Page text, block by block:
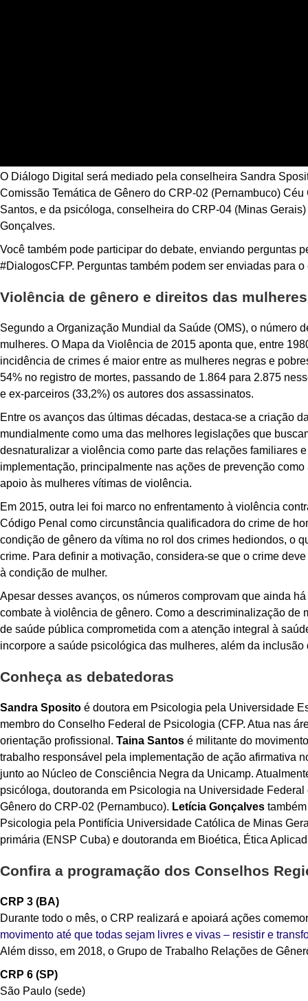
O Diálogo Digital será mediado pela conselheira Sandra
Comissão Temática de Gênero do CRP-02 (Pernambuco)
Santos, e da psicóloga, conselheira do CRP-04 (Minas
Gonçalves.
Você também pode participar do debate, enviando perguntas
#DialogosCFP. Perguntas também podem ser enviadas para
Violência de gênero e direitos das mulheres
Segundo a Organização Mundial da Saúde (OMS), o número
mulheres. O Mapa da Violência de 2015 aponta que, entre
incidência de crimes é maior entre as mulheres negras e
54% no registro de mortes, passando de 1.864 para 2.875
e ex-parceiros (33,2%) os autores dos assassinatos.
Entre os avanços das últimas décadas, destaca-se a criação
mundialmente como uma das melhores legislações que
desnaturalizar a violência como parte das relações familiares
implementação, principalmente nas ações de prevenção
apoio às mulheres vítimas de violência.
Em 2015, outra lei foi marco no enfrentamento à violência
Código Penal como circunstância qualificadora do crime de
condição de gênero da vítima no rol dos crimes hediondos, o
crime. Para definir a motivação, considera-se que o crime
à condição de mulher.
Apesar desses avanços, os números comprovam que ainda
combate à violência de gênero. Como a descriminalização
de saúde pública comprometida com a atenção integral à
incorpore a saúde psicológica das mulheres, além da
Conheça as debatedoras
Sandra Sposito é doutora em Psicologia pela Universidade
membro do Conselho Federal de Psicologia (CFP. Atua nas
orientação profissional. Taina Santos é militante do
trabalho responsável pela implementação de ação afirmativa
junto ao Núcleo de Consciência Negra da Unicamp.
psicóloga, doutoranda em Psicologia na Universidade
Gênero do CRP-02 (Pernambuco). Letícia Gonçalves
Psicologia pela Pontifícia Universidade Católica de Minas
primária (ENSP Cuba) e doutoranda em Bioética, Ética
Confira a programação dos Conselhos
CRP 3 (BA)
Durante todo o mês, o CRP realizará e apoiará ações
movimento até que todas sejam livres e vivas – resistir e
Além disso, em 2018, o Grupo de Trabalho Relações de
CRP 6 (SP)
São Paulo (sede)